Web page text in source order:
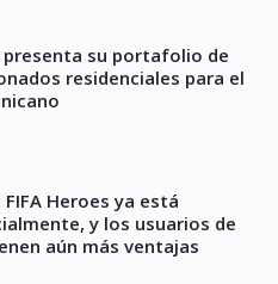
presenta su portafolio de
residenciales para el
Heroes ya está
y los usuarios de
aún más ventajas